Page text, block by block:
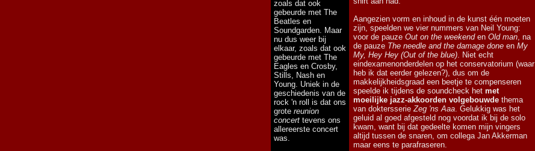
zoals dat ook
gebeurde met The
Beatles en
Soundgarden. Maar
nu dus weer bij
elkaar, zoals dat ook
gebeurde met The
Eagles en Crosby,
Stills, Nash en
Young. Uniek in de
geschiedenis van de
rock 'n roll is dat ons
grote reunion
concert tevens ons
allereerste concert
was.
Aangezien vorm en inhoud in de kunst één moeten
zijn, speelden we vier nummers van Neil Young:
voor de pauze Out on the weekenden Old man, na
de pauze The needle and the damage done en My
My, Hey Hey (Out of the blue). Niet echt
eindexamenonderdelen op het conservatorium (waar
heb ik dat eerder gelezen?), dus om de
makkelijkheidsgraad een beetje te compenseren
speelde ik tijdens de soundcheck het met
moeilijke jazz-akkoorden volgebouwde thema
van doktersserieZeg 'ns Aaa. Gelukkig was het
geluid al goed afgesteld nog voordat ik bij de solo
kwam, want bij dat gedeelte komen mijn vingers
altijd tussen de snaren, om collega Jan Akkerman
maar eens te parafraseren.